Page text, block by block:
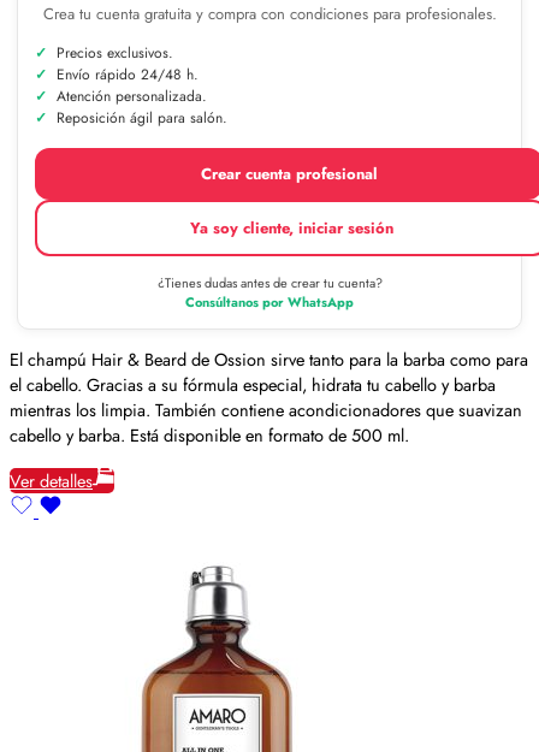
Crea tu cuenta gratuita y compra con condiciones para profesionales.
Precios exclusivos.
Envío rápido 24/48 h.
Atención personalizada.
Reposición ágil para salón.
Crear cuenta profesional
Ya soy cliente, iniciar sesión
¿Tienes dudas antes de crear tu cuenta?
Consúltanos por WhatsApp
El champú Hair & Beard de Ossion sirve tanto para la barba como para
el cabello. Gracias a su fórmula especial, hidrata tu cabello y barba
mientras los limpia. También contiene acondicionadores que suavizan
cabello y barba. Está disponible en formato de 500 ml.
Ver detalles